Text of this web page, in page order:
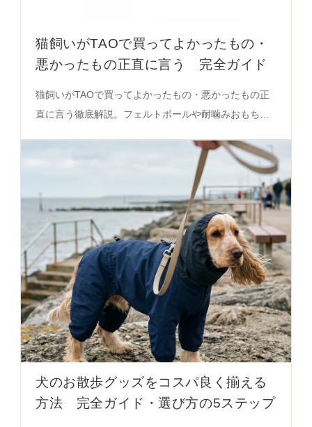
猫飼いがTAOで買ってよかったもの・
悪かったもの正直に言う 完全ガイド
猫飼いがTAOで買ってよかったもの・悪かったもの正
直に言う徹底解説。フェルトボールや耐噛みおもちゃ
犬のお散歩グッズをコスパ良く揃える
方法 完全ガイド・選び方の5ステップ